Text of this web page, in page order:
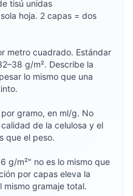
tisú unidas
hoja. 2 capas = dos
metro cuadrado. Estándar
g/m². Describe la
lo mismo que una
gramo, en ml/g. No
de la celulosa y el
que el peso.
g/m²" no es lo mismo que
por capas eleva la
mismo gramaje total.